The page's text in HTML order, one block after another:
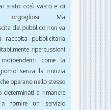
stato così vasto e di
orgogliosi. Ma
del pubblico non va
pubblicitaria
ripercussioni
come la
senza la notizia
operano nello stesso
determinati a rimanere
fornire un servizio